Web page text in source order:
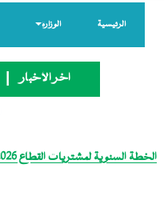
الرئيسية الوزارة
آخر الأخبار
الخطة السنوية لمشتريات القطاع 2026؛ بتاريخ 27 فبراير 2026